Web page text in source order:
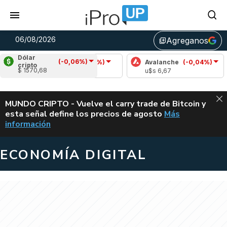
06/08/2026 library_addAgreganos
Dólar
cripto
(-0,06%)
$ 1570,68
Cardano
(-0,06%)
u$s 0,19
Avalanche
(-0,04%)
ALERTA
MUNDO CRIPTO - Vuelve el carry trade de Bitcoin y
esta señal define los precios de agosto VUELVE EL
Más
información
ECONOMÍA DIGITAL